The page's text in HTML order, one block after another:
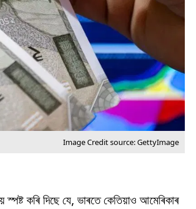
Image Credit source: GettyImage
কৰি দিছে যে, ভাৰতে কেতিয়াও আমেৰিকাৰ